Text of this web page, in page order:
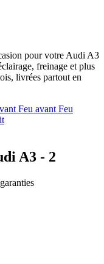
pour votre Audi A3
freinage et plus
livrées partout en
Feu avant Feu
A3 - 2